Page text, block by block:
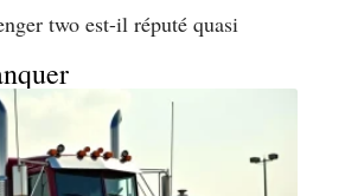
two est-il réputé quasi